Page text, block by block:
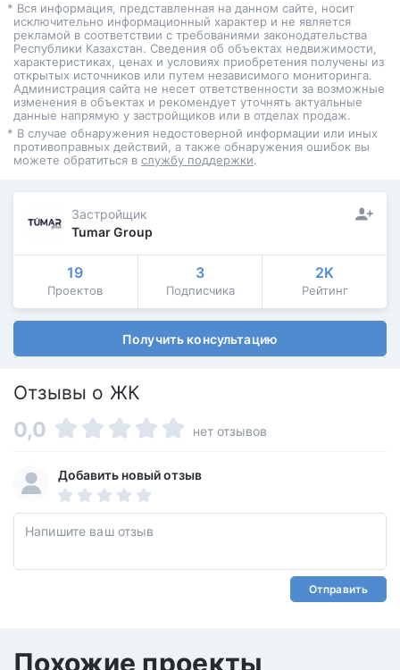
* Вся информация, представленная на данном сайте, носит
исключительно информационный характер и не является
рекламой в соответствии с требованиями законодательства
Республики Казахстан. Сведения об объектах недвижимости,
характеристиках, ценах и условиях приобретения получены из
открытых источников или путем независимого мониторинга.
Администрация сайта не несет ответственности за возможные
изменения в объектах и рекомендует уточнять актуальные
данные напрямую у застройщиков или в отделах продаж.
* В случае обнаружения недостоверной информации или иных
противоправных действий, а также обнаружения ошибок вы
можете обратиться в службу поддержки.
Застройщик
Tumar Group
19
Проектов
3
Подписчика
2K
Рейтинг
Получить консультацию
Отзывы о ЖК
0,0 нет отзывов
Добавить новый отзыв
Отправить
Похожие проекты